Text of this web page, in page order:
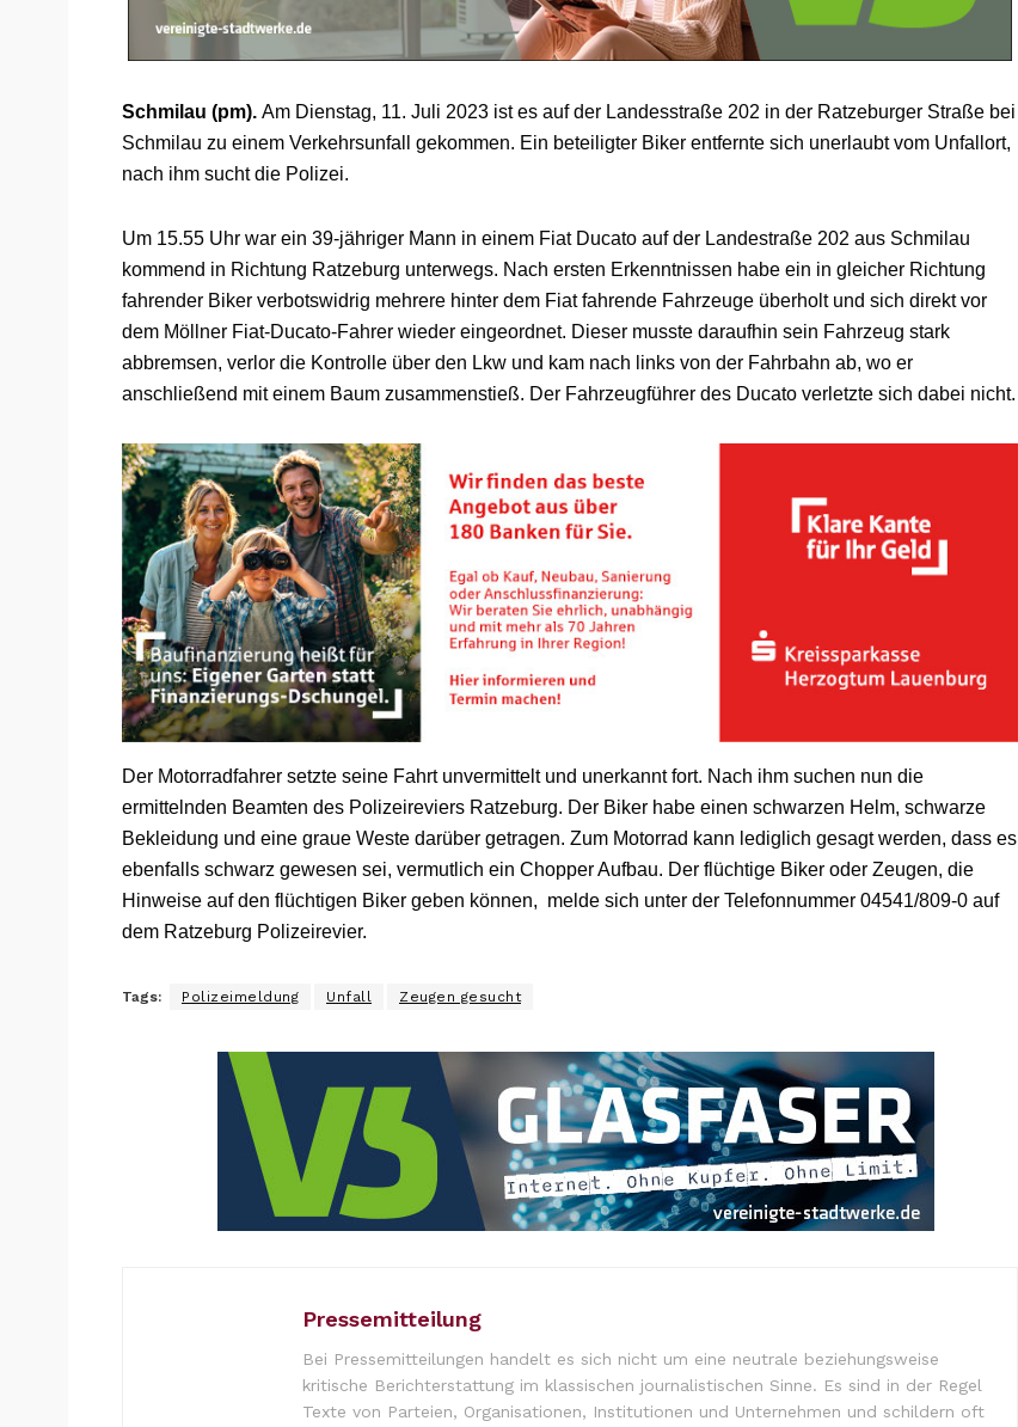
Schmilau (pm). Am Dienstag, 11. Juli 2023 ist es auf der Landesstraße 202 in der Ratzeburger Straße bei
Schmilau zu einem Verkehrsunfall gekommen. Ein beteiligter Biker entfernte sich unerlaubt vom Unfallort,
nach ihm sucht die Polizei.
Um 15.55 Uhr war ein 39-jähriger Mann in einem Fiat Ducato auf der Landestraße 202 aus Schmilau
kommend in Richtung Ratzeburg unterwegs. Nach ersten Erkenntnissen habe ein in gleicher Richtung
fahrender Biker verbotswidrig mehrere hinter dem Fiat fahrende Fahrzeuge überholt und sich direkt vor
dem Möllner Fiat-Ducato-Fahrer wieder eingeordnet. Dieser musste daraufhin sein Fahrzeug stark
abbremsen, verlor die Kontrolle über den Lkw und kam nach links von der Fahrbahn ab, wo er
anschließend mit einem Baum zusammenstieß. Der Fahrzeugführer des Ducato verletzte sich dabei nicht.
Der Motorradfahrer setzte seine Fahrt unvermittelt und unerkannt fort. Nach ihm suchen nun die
ermittelnden Beamten des Polizeireviers Ratzeburg. Der Biker habe einen schwarzen Helm, schwarze
Bekleidung und eine graue Weste darüber getragen. Zum Motorrad kann lediglich gesagt werden, dass es
ebenfalls schwarz gewesen sei, vermutlich ein Chopper Aufbau. Der flüchtige Biker oder Zeugen, die
Hinweise auf den flüchtigen Biker geben können, melde sich unter der Telefonnummer 04541/809-0 auf
dem Ratzeburg Polizeirevier.
Tags: Polizeimeldung Unfall Zeugen gesucht
Pressemitteilung
Bei Pressemitteilungen handelt es sich nicht um eine neutrale beziehungsweise
kritische Berichterstattung im klassischen journalistischen Sinne. Es sind in der Regel
Texte von Parteien, Organisationen, Institutionen und Unternehmen und schildern oft